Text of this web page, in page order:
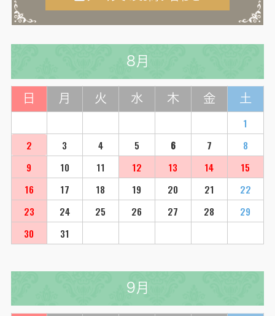
8月
日 月 火 水 木 金 土
1
2
3 4 5 6 7
8
9
10 11 12 13 14
15
16
17 18 19 20 21
22
23
24 25 26 27 28
29
30
31
9月